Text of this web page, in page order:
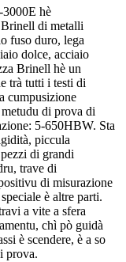
hè
di metalli
fuso duro, lega
dolce, acciaio
Brinell hè un
trà tutti i testi di
cumpusizione
di prova di
5-650HBW. Sta
piccula
di grandi
trave di
di misurazione
è altre parti.
a vite a sfera
chì pò guidà
è scendere, è a so
prova.